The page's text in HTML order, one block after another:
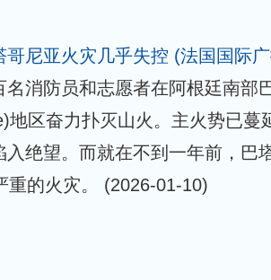
哥尼亚火灾几乎失控 (法国国际
名消防员和志愿者在阿根廷南部
地区奋力扑灭山火。主火势已蔓
入绝望。而就在不到一年前，巴
重的火灾。 (2026-01-10)